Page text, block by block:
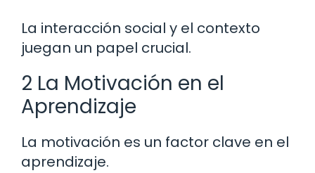
La interacción social y el contexto
juegan un papel crucial.
2 La Motivación en el
Aprendizaje
La motivación es un factor clave en el
aprendizaje.